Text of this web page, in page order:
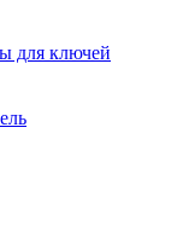
для ключей